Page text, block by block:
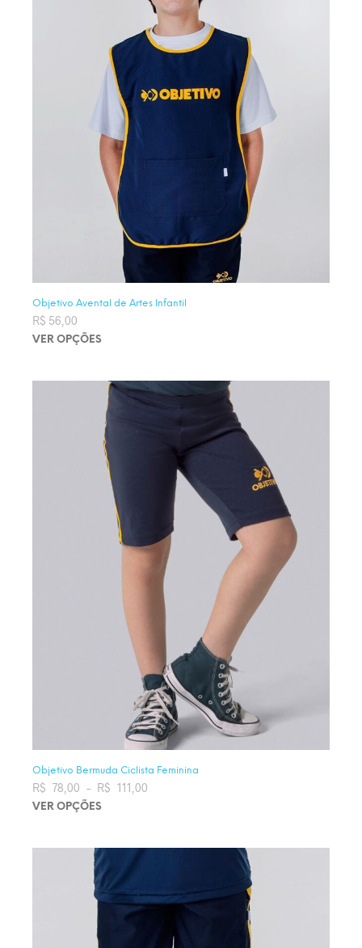
Objetivo Avental de Artes Infantil
R$ 56,00
VER OPÇÕES
Objetivo Bermuda Ciclista Feminina
R$ 78,00 – R$ 111,00
R$ 111,00
VER OPÇÕES